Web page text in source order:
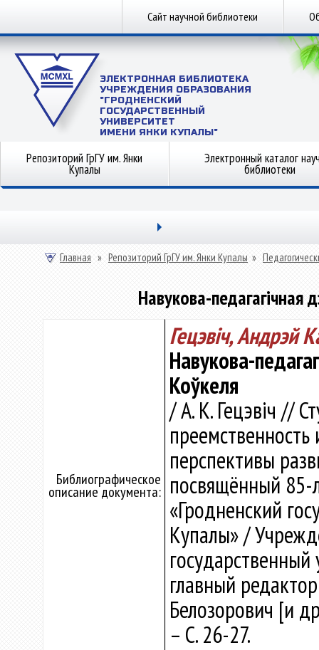
Сайт научной библиотеки
ЭЛЕКТРОННАЯ БИБЛИОТЕКА
УЧРЕЖДЕНИЯ ОБРАЗОВАНИЯ
"ГРОДНЕНСКИЙ
ГОСУДАРСТВЕННЫЙ
УНИВЕРСИТЕТ
ИМЕНИ ЯНКИ КУПАЛЫ"
Репозиторий ГрГУ им. Янки
Купалы
Электронный каталог
библиотеки
Главная » Репозиторий ГрГУ им. Янки Купалы »
Навукова-педагагічная
Библиографическое
описание документа:
Гецэвіч, Андрэй
Навукова-
Коўкеля
/ А. К. Гецэвіч //
перспективы
посвящённый 85-
«Гродненский
Купалы» /
главный
Белозорович [и
– С. 26-27.